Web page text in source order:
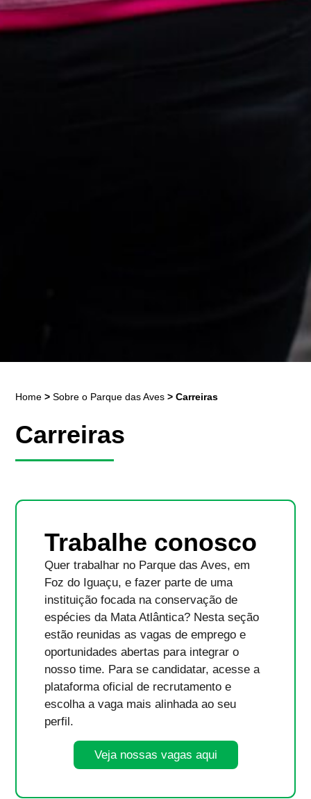
Home >Sobre o Parque das Aves >Carreiras
Carreiras
Trabalhe conosco
Quer trabalhar no Parque das Aves, em
Foz do Iguaçu, e fazer parte de uma
instituição focada na conservação de
espécies da Mata Atlântica? Nesta seção
estão reunidas as vagas de emprego e
oportunidades abertas para integrar o
nosso time. Para se candidatar, acesse a
plataforma oficial de recrutamento e
escolha a vaga mais alinhada ao seu
perfil.
Veja nossas vagas aqui